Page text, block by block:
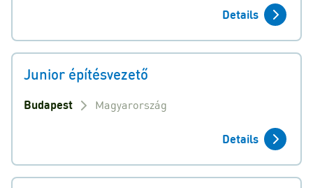
Details
Junior építésvezető
Budapest Magyarország
Details